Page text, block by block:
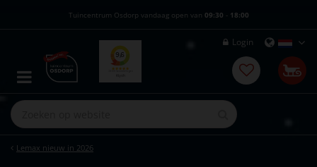
Lemax nieuw in 2026
Tuincentrum Osdorp vandaag open van 09:30 - 18:00
Login